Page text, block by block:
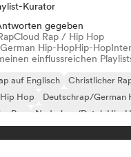
Kurator
gegeben
Cloud Rap / Hip Hop
Hip-HopHip-Hop
einflussreichen
auf Englisch
Christlicher
Hop
Deutschrap/German
Rap
Nederhop/Dutch Hip-